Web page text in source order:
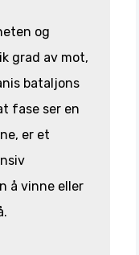
og
grad av mot,
bataljons
fase ser en
er et
å vinne eller